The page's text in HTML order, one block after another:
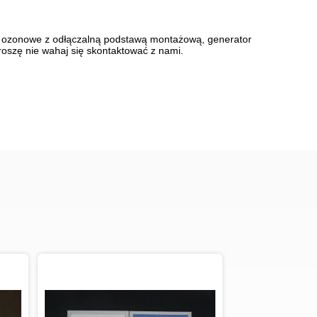
z odłączalną podstawą montażową, generator
nie wahaj się skontaktować z nami.